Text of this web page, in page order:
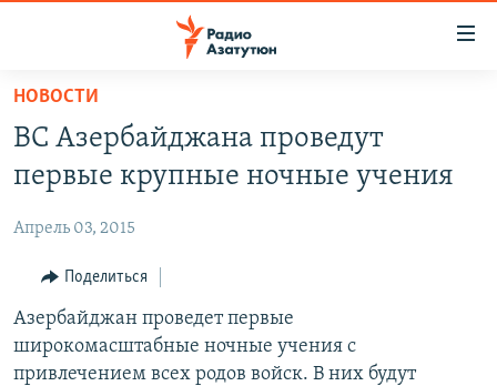
Перейти
основному
содержанию
Перейти
навигации
Перейти
поиску
НОВОСТИ
ПОЛИТИКА
ОБЩЕСТВО
ЭКОНОМИКА
РЕГИОН
НАГОРНЫЙ КАРАБАХ
НОВОСТИ
ВС Азербайджана проведут
первые крупные ночные учения
Апрель 03, 2015
Поделиться
Азербайджан проведет первые
широкомасштабные ночные учения с
привлечением всех родов войск. В них будут